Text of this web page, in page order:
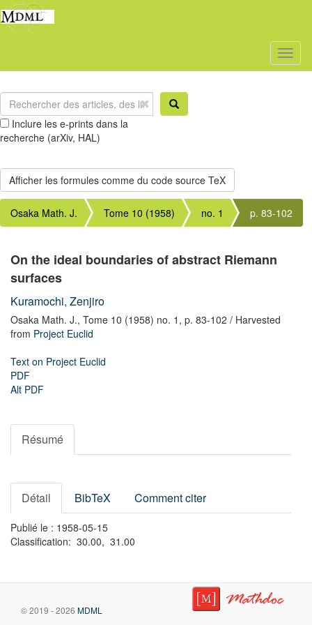
Inclure les e-prints dans la
recherche (arXiv, HAL)
Osaka Math. J. Tome 10 (1958) no. 1 p. 83-102
On the ideal boundaries of abstract Riemann
surfaces
Kuramochi, Zenjiro
Osaka Math. J., Tome 10 (1958) no. 1, p. 83-102 / Harvested
from Project Euclid
Text on Project Euclid
PDF
Alt PDF
Résumé
Détail BibTeX Comment citer
Publié le : 1958-05-15
Classification: 30.00, 31.00
© 2019 - 2026 MDML